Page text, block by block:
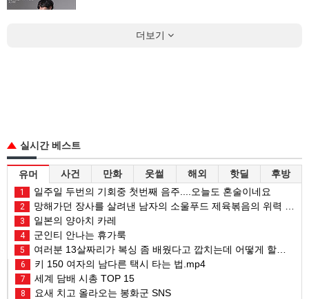
더보기
실시간 베스트
유머 사건 만화 웃썰 해외 핫딜 후방
1 일주일 두번의 기회중 첫번째 음주....오늘도 혼술이네요
2 망해가던 장사를 살려낸 남자의 소울푸드 제육볶음의 위력 ㅋㅋ
3 일본의 양아치 카레
4 군인티 안나는 휴가룩
5 여러분 13살짜리가 복싱 좀 배웠다고 깝치는데 어떻게 할까요?
6 키 150 여자의 남다른 택시 타는 법.mp4
7 세계 담배 시총 TOP 15
8 요새 치고 올라오는 봉화군 SNS